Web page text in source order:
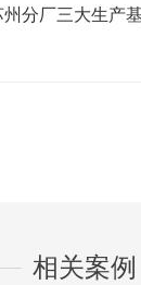
厂三大生产
相关案例